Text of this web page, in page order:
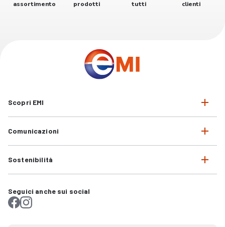
assortimento
prodotti
tutti
clienti
Scopri EMI
Comunicazioni
Sostenibilità
Seguici anche sui social